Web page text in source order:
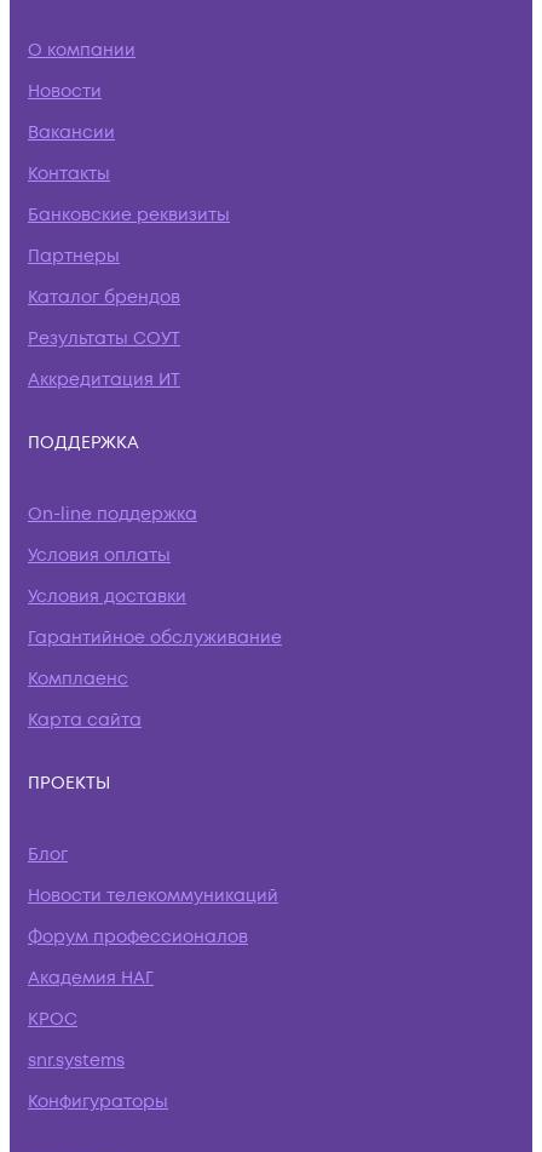
О компании
Новости
Вакансии
Контакты
Банковские реквизиты
Партнеры
Каталог брендов
Результаты СОУТ
Аккредитация ИТ
ПОДДЕРЖКА
On-line поддержка
Условия оплаты
Условия доставки
Гарантийное обслуживание
Комплаенс
Карта сайта
ПРОЕКТЫ
Блог
Новости телекоммуникаций
Форум профессионалов
Академия НАГ
КРОС
snr.systems
Конфигураторы